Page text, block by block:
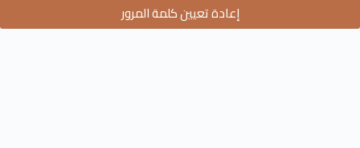
إعادة تعيين كلمة المرور